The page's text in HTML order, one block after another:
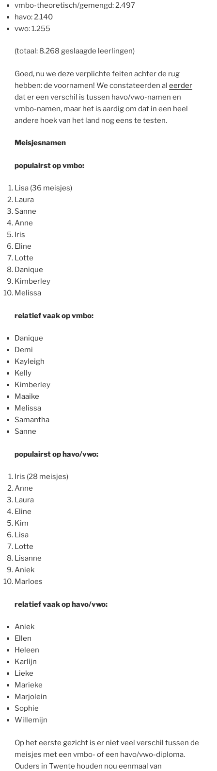
vmbo-theoretisch/gemengd: 2.497
havo: 2.140
vwo: 1.255
(totaal: 8.268 geslaagde leerlingen)
Goed, nu we deze verplichte feiten achter de rug
hebben: de voornamen! We constateerden al eerder
dat er een verschil is tussen havo/vwo-namen en
vmbo-namen, maar het is aardig om dat in een heel
andere hoek van het land nog eens te testen.
Meisjesnamen
populairst op vmbo:
Lisa (36 meisjes)
Laura
Sanne
Anne
Iris
Eline
Lotte
Danique
Kimberley
Melissa
relatief vaak op vmbo:
Danique
Demi
Kayleigh
Kelly
Kimberley
Maaike
Melissa
Samantha
Sanne
populairst op havo/vwo:
Iris (28 meisjes)
Anne
Laura
Eline
Kim
Lisa
Lotte
Lisanne
Aniek
Marloes
relatief vaak op havo/vwo:
Aniek
Ellen
Heleen
Karlijn
Lieke
Marieke
Marjolein
Sophie
Willemijn
Op het eerste gezicht is er niet veel verschil tussen de
meisjes met een vmbo- of een havo/vwo-diploma.
Ouders in Twente houden nou eenmaal van